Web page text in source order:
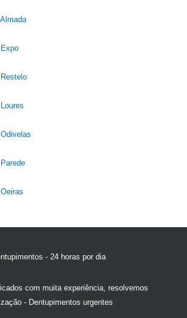
- 24 horas por dia
com muita experiência, resolvemos
- Dentupimentos urgentes